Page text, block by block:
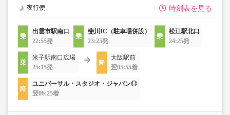
時刻表を見る
夜行便
出雲市駅南口
22:55発
斐川IC（駐車場併設）
23:25発
松江駅北口
24:25発
米子駅南口広場
25:15発
大阪駅前
翌05:55着
ユニバーサル・スタジオ・ジャパン◎
翌06:25着